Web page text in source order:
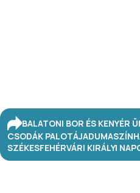
BALATONI BOR ÉS KENYÉR
CSODÁK PALOTÁJA
SZÉKESFEHÉRVÁRI KIRÁLYI